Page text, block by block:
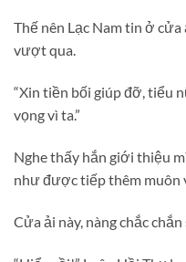
Thế nên Lạc Nam tin ở
vượt qua.
“Xin tiền bối giúp đỡ, tiểu
vọng vì ta.”
Nghe thấy hắn giới thiệu
như được tiếp thêm muôn
Cửa ải này, nàng chắc